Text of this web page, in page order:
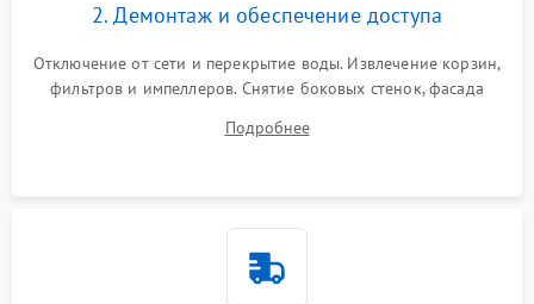
2. Демонтаж и обеспечение доступа
Отключение от сети и перекрытие воды. Извлечение корзин,
фильтров и импеллеров. Снятие боковых стенок, фасада
циркуляционному насосу, ТЭНу и сливной помпе.
Подробнее